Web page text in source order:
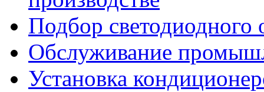
Подбор светодиодного
Обслуживание
Установка